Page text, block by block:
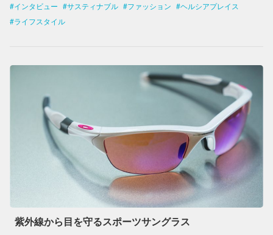
インタビュー サスティナブル ファッション
ヘルシアプレイス
ライフスタイル
紫外線から目を守るスポーツサングラス